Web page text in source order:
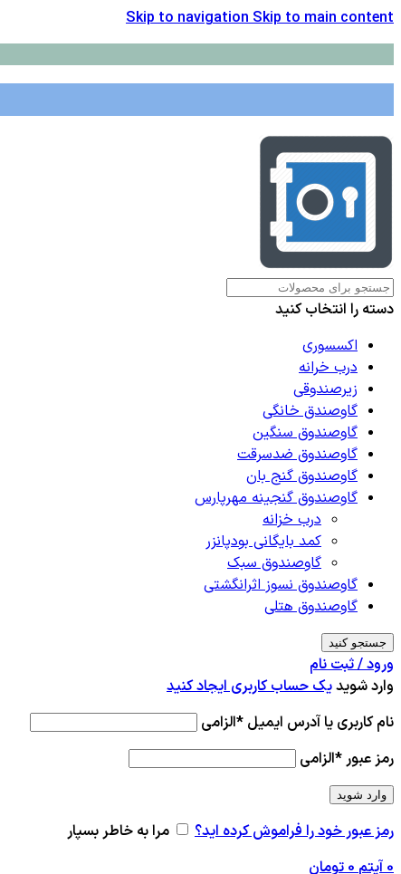
Skip to navigationSkip to main content
دسته را انتخاب کنید
اکسسوری
درب خرانه
زیرصندوقی
گاوصندق خانگی
گاوصندوق سنگین
گاوصندوق ضدسرقت
گاوصندوق گنج بان
گاوصندوق گنجینه مهرپارس
درب خزانه
کمد بایگانی بودپانزر
گاوصندوق سبک
گاوصندوق نسوز اثرانگشتی
گاوصندوق هتلی
جستجو کنید
ورود / ثبت نام
وارد شویدیک حساب کاربری ایجاد کنید
نام کاربری یا آدرس ایمیل *الزامی
رمز عبور*الزامی
وارد شوید
رمز عبور خود را فراموش کرده اید؟
مرا به خاطر بسپار
0آیتم 0تومان